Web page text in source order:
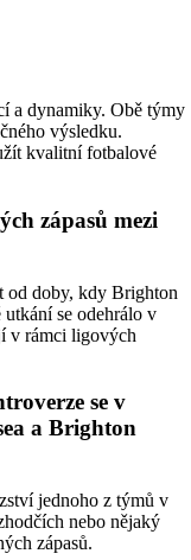
a dynamiky. Obě týmy
výsledku.
kvalitní fotbalové
zápasů mezi
od doby, kdy Brighton
se odehrálo v
v rámci ligových
se v
a Brighton
jednoho z týmů v
nebo nějaký
zápasů.